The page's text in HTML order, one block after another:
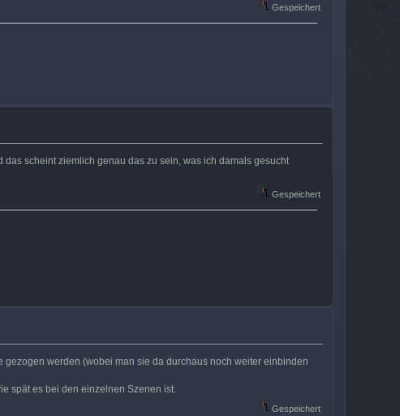
Gespeichert
scheint ziemlich genau das zu sein, was ich damals gesucht
Gespeichert
werden (wobei man sie da durchaus noch weiter einbinden
spät es bei den einzelnen Szenen ist.
Gespeichert